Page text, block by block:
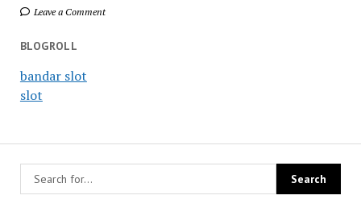
Leave a Comment
BLOGROLL
bandar slot
slot